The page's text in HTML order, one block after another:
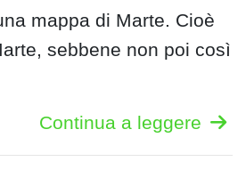
mappa di Marte. Cioè
sebbene non poi così
Continua a leggere